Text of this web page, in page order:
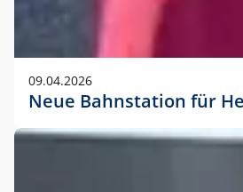
09.04.2026
Neue Bahnstation für